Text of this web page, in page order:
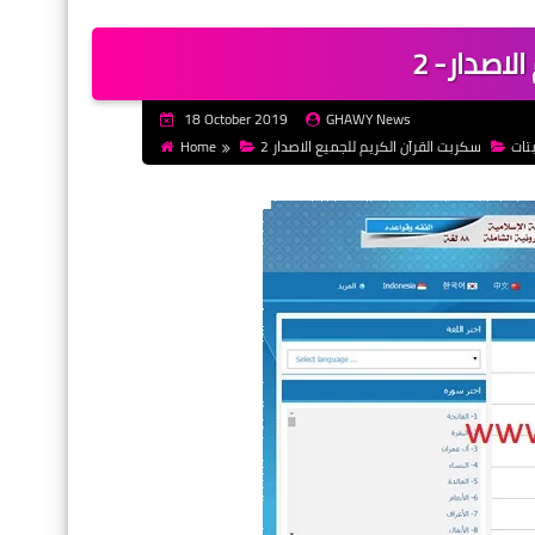
2
18 October 2019
GHAWY News
Home
سكربت القرآن الكريم للجميع الاصدار 2